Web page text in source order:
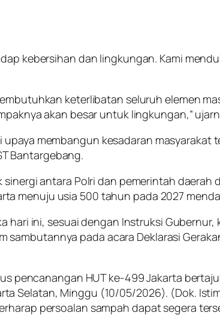
kebersihan dan lingkungan. Kami
keterlibatan seluruh elemen
akan besar untuk lingkungan,”
membangun kesadaran masyarakat
Bantargebang.
antara Polri dan pemerintah daerah
menuju usia 500 tahun pada 2027
hari ini, sesuai dengan Instruksi Gubernur,
sambutannya pada acara Deklarasi
pencanangan HUT ke-499 Jakarta
Selatan, Minggu (10/05/2026). (Dok.
persoalan sampah dapat segera